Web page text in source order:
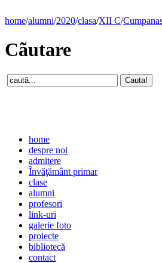
home/alumni/2020/clasa/XII C/
Cãutare
home
despre noi
admitere
Învăţământ primar
clase
alumni
profesori
link-uri
galerie foto
proiecte
bibliotecă
contact